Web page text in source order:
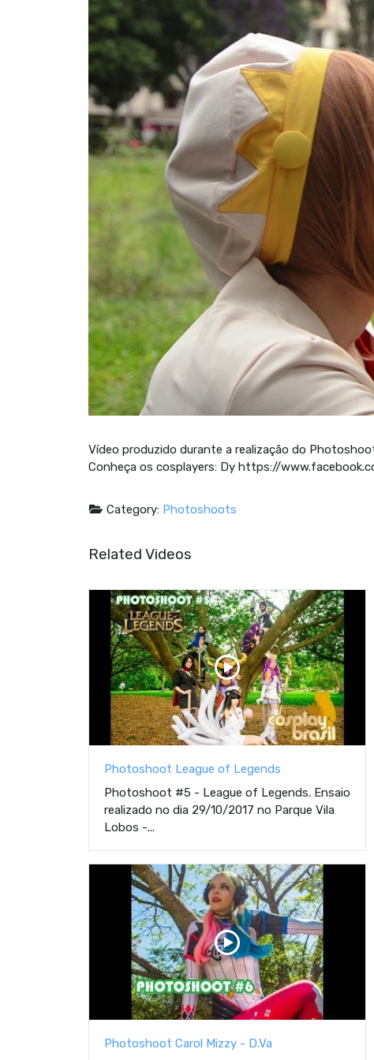
Vídeo produzido durante a realização do
Conheça os cosplayers: Dy https://
Category: Photoshoots
Related Videos
Photoshoot League of Legends
Photoshoot #5 - League of Legends. Ensaio
realizado no dia 29/10/2017 no Parque Vila
Lobos -...
Photoshoot Carol Mizzy - D.Va